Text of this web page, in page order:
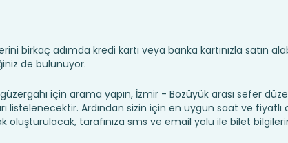
birkaç adımda kredi kartı veya banka kartınızla satın
de bulunuyor.
için arama yapın, İzmir - Bozüyük arası sefer
listelenecektir. Ardından sizin için en uygun saat ve fiyatlı
oluşturulacak, tarafınıza sms ve email yolu ile bilet